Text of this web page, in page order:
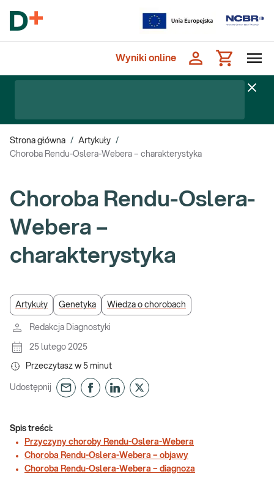
Wyniki online
Strona główna / Artykuły /
Choroba Rendu-Oslera-Webera – charakterystyka
Choroba Rendu-Oslera-
Webera –
charakterystyka
Artykuły Genetyka Wiedza o chorobach
Redakcja Diagnostyki
25 lutego 2025
Przeczytasz w 5 minut
Udostępnij
Spis treści:
Przyczyny choroby Rendu-Oslera-Webera
Choroba Rendu-Oslera-Webera – objawy
Choroba Rendu-Oslera-Webera – diagnoza